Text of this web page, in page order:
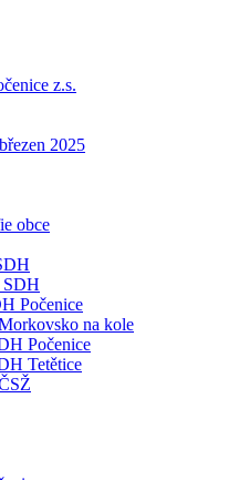
z.s.
2025
obce
SDH
Počenice
na kole
Počenice
Tetětice